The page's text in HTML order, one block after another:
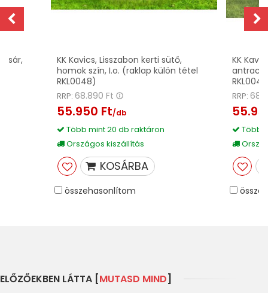
KK Kavics, Lisszabon kerti sütő,
homok szín, I.o. (raklap külön tétel
RKL0048)
RRP: 68.890 Ft
55.950 Ft/db
Több mint 20 db raktáron
Országos kiszállítás
KOSÁRBA
összehasonlítom
KK
antracit
RRP:
Több
ELŐZŐEKBEN LÁTTA [MUTASD MIND]